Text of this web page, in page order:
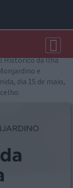
a Álvaro
Histórico da Ilha
e
dia 15 de maio,